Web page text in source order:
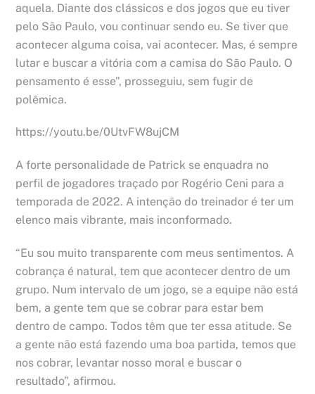
aquela. Diante dos clássicos e dos jogos que eu tiver
pelo São Paulo, vou continuar sendo eu. Se tiver que
acontecer alguma coisa, vai acontecer. Mas, é sempre
lutar e buscar a vitória com a camisa do São Paulo. O
pensamento é esse”, prosseguiu, sem fugir de
polêmica.
https://youtu.be/0UtvFW8ujCM
A forte personalidade de Patrick se enquadra no
perfil de jogadores traçado por Rogério Ceni para a
temporada de 2022. A intenção do treinador é ter um
elenco mais vibrante, mais inconformado.
“Eu sou muito transparente com meus sentimentos. A
cobrança é natural, tem que acontecer dentro de um
grupo. Num intervalo de um jogo, se a equipe não está
bem, a gente tem que se cobrar para estar bem
dentro de campo. Todos têm que ter essa atitude. Se
a gente não está fazendo uma boa partida, temos que
nos cobrar, levantar nosso moral e buscar o
resultado”, afirmou.